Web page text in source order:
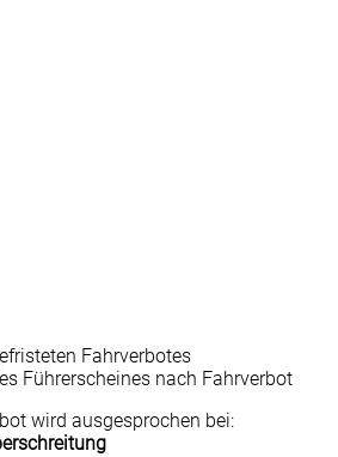
Fahrverbotes
Führerscheines nach Fahrverbot
wird ausgesprochen bei: